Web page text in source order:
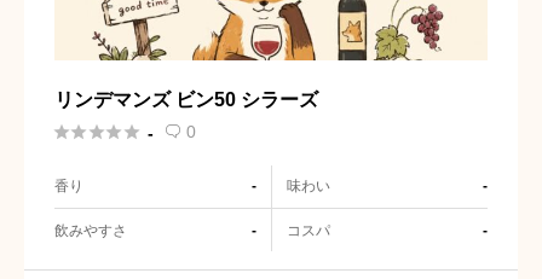
リンデマンズ ビン50 シラーズ
 -  0
香り - 味わい -
飲みやすさ - コスパ -